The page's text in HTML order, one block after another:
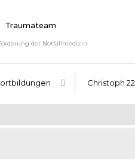
der Notfallmedizin
Christoph 22